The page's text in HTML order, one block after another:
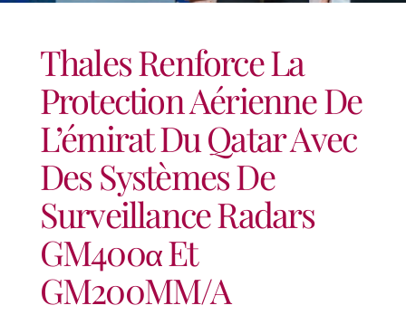
Thales Renforce La
Protection Aérienne De
L’émirat Du Qatar Avec
Des Systèmes De
Surveillance Radars
GM400α Et
GM200MM/A